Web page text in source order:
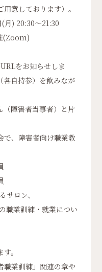
意しております）。
) 20:30～21:30
(Zoom)
をお知らせしま
各自持参）を飲みなが
害者当事者）と片
障害者向け職業教
サロン、
職業訓練・就業につい
。
職業訓練」関連の章や